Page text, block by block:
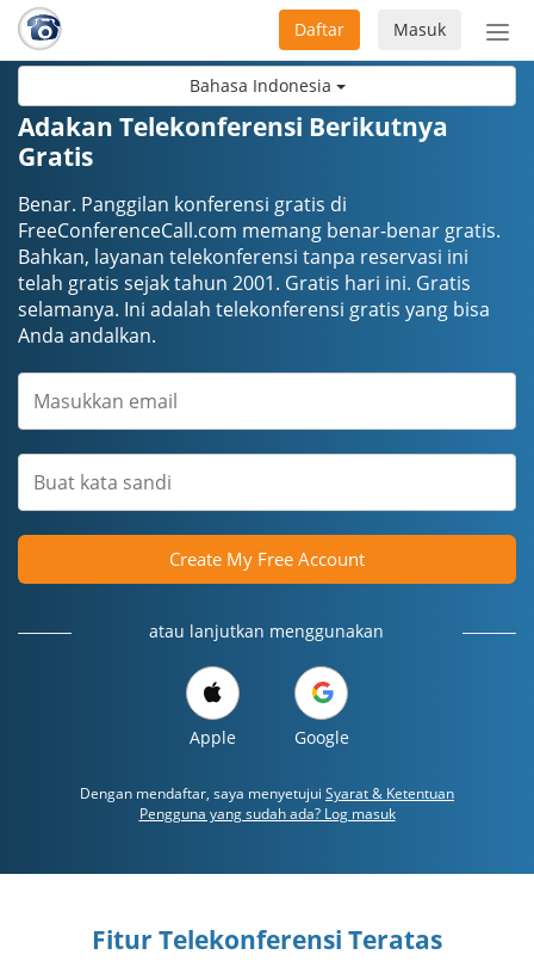
Bahasa Indonesia
Masuk
Daftar
Adakan Telekonferensi Berikutnya
Gratis
Benar. Panggilan konferensi gratis di
FreeConferenceCall.com memang benar-benar gratis.
Bahkan, layanan telekonferensi tanpa reservasi ini
telah gratis sejak tahun 2001. Gratis hari ini. Gratis
selamanya. Ini adalah telekonferensi gratis yang bisa
Anda andalkan.
Create My Free Account
atau lanjutkan menggunakan
Apple Google
Dengan mendaftar, saya menyetujui Syarat & Ketentuan
Pengguna yang sudah ada? Log masuk
Fitur Telekonferensi Teratas